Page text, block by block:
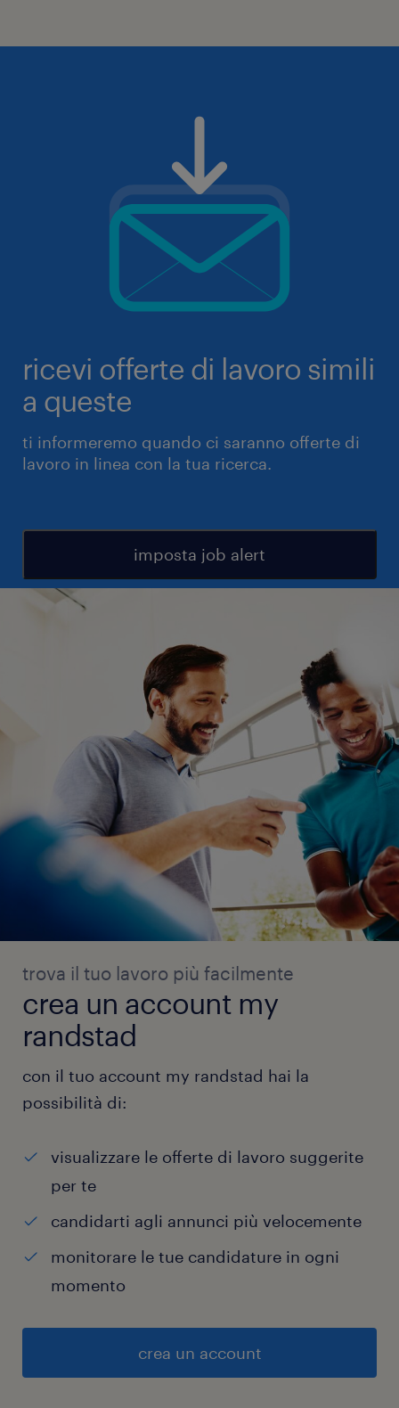
ricevi offerte di lavoro simili
a queste
ti informeremo quando ci saranno offerte di
lavoro in linea con la tua ricerca.
imposta job alert
trova il tuo lavoro più facilmente
crea un account my
randstad
con il tuo account my randstad hai la
possibilità di:
visualizzare le offerte di lavoro suggerite
per te
candidarti agli annunci più velocemente
monitorare le tue candidature in ogni
momento
crea un account